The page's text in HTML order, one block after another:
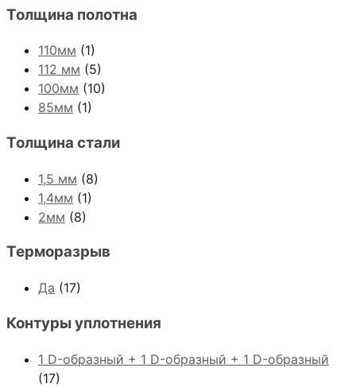
Толщина полотна
110мм (1)
112 мм (5)
100мм (10)
85мм (1)
Толщина стали
1,5 мм (8)
1,4мм (1)
2мм (8)
Терморазрыв
Да (17)
Контуры уплотнения
1 D-образный + 1 D-образный + 1 D-образный
(17)